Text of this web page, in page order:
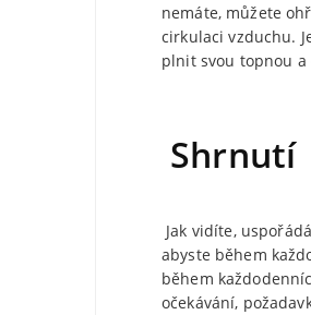
nemáte, můžete
cirkulaci vzduchu.
plnit svou topnou
Shrnutí
Jak vidíte,
abyste během
během
očekávání,